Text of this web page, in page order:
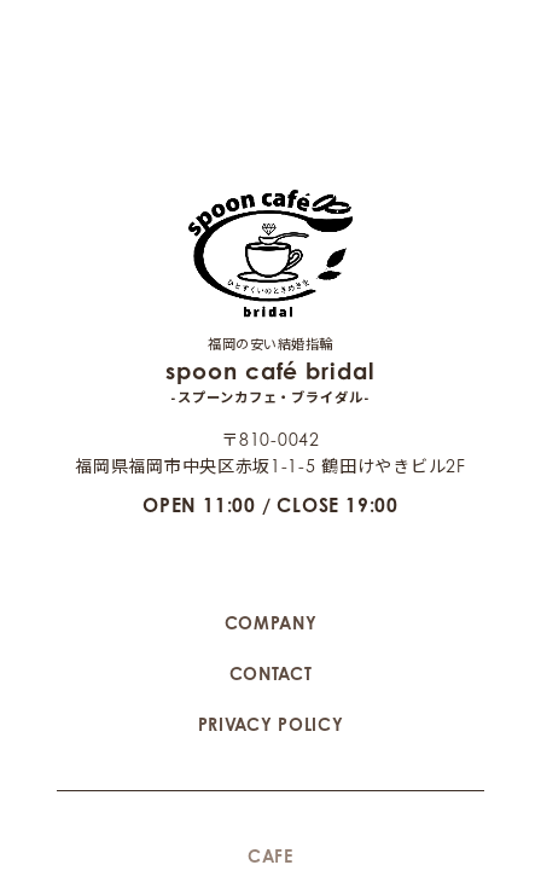
福岡の安い結婚指輪
spoon café bridal
-スプーンカフェ・ブライダル-
〒810-0042
福岡県福岡市中央区赤坂1-1-5 鶴田けやきビル2F
OPEN 11:00 / CLOSE 19:00
COMPANY
CONTACT
PRIVACY POLICY
CAFE